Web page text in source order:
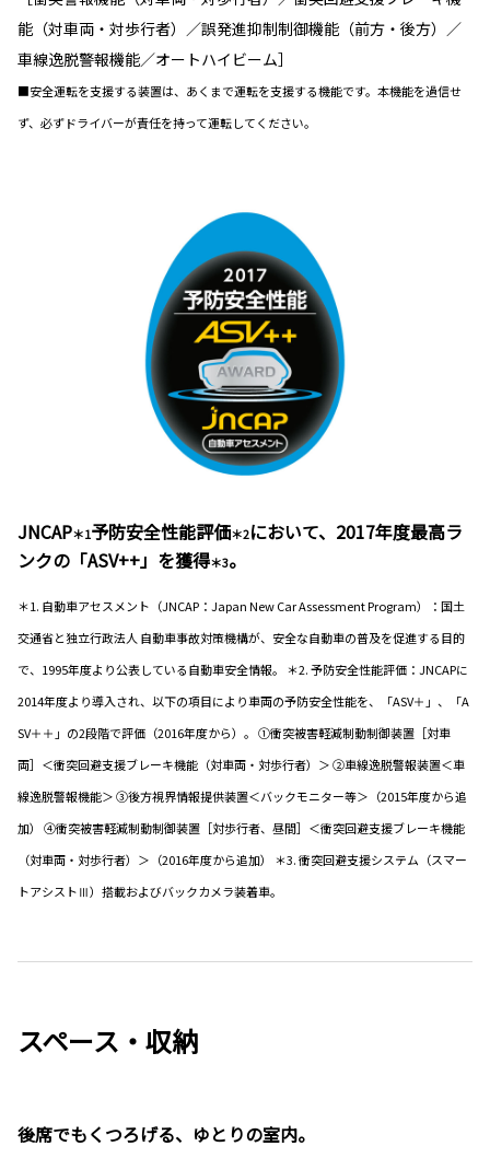
能（対車両・対歩行者）／誤発進抑制制御機能（前方・後方）／
車線逸脱警報機能／オートハイビーム］
■安全運転を支援する装置は、あくまで運転を支援する機能です。本機能を過信せ
ず、必ずドライバーが責任を持って運転してください。
JNCAP＊1予防安全性能評価＊2において、2017年度最高ラ
ンクの「ASV++」を獲得＊3。
＊1. 自動車アセスメント（JNCAP：Japan New Car Assessment Program）：国土
交通省と独立行政法人 自動車事故対策機構が、安全な自動車の普及を促進する目的
で、1995年度より公表している自動車安全情報。 ＊2. 予防安全性能評価：JNCAPに
2014年度より導入され、以下の項目により車両の予防安全性能を、「ASV＋」、「A
SV＋＋」の2段階で評価（2016年度から）。 ①衝突被害軽減制動制御装置［対車
両］＜衝突回避支援ブレーキ機能（対車両・対歩行者）＞ ②車線逸脱警報装置＜車
線逸脱警報機能＞ ③後方視界情報提供装置＜バックモニター等＞（2015年度から追
加） ④衝突被害軽減制動制御装置［対歩行者、昼間］＜衝突回避支援ブレーキ機能
（対車両・対歩行者）＞（2016年度から追加） ＊3. 衝突回避支援システム（スマー
トアシストⅢ）搭載およびバックカメラ装着車。
スペース・収納
後席でもくつろげる、ゆとりの室内。